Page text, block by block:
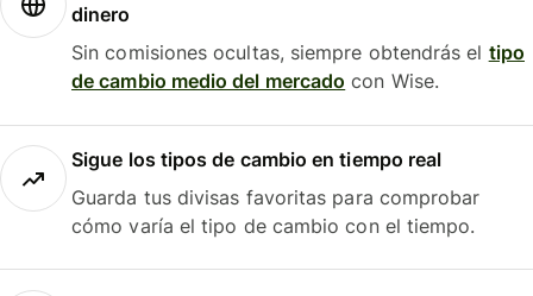
dinero
Sin comisiones ocultas, siempre obtendrás el tipo
de cambio medio del mercado con Wise.
Sigue los tipos de cambio en tiempo real
Guarda tus divisas favoritas para comprobar
cómo varía el tipo de cambio con el tiempo.